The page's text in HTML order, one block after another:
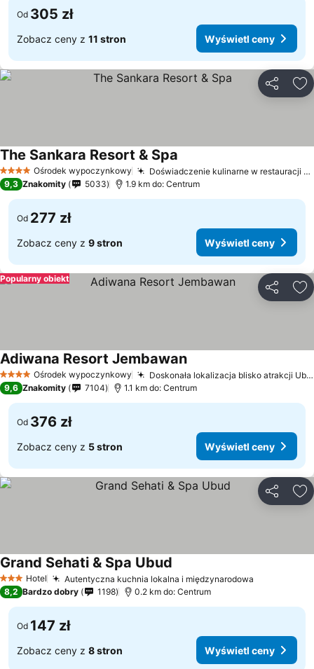
Od 305 zł
Zobacz ceny z 11 stron Wyświetl ceny
4 KategoriaOśrodek wypoczynkowy Doświadczenie kulinarne w restauracji The Kumbuh
The Sankara Resort & Spa
9,3 Znakomity 5033 1.9 km do: Centrum
Od 277 zł
Zobacz ceny z 9 stron Wyświetl ceny
Popularny obiekt
4 KategoriaOśrodek wypoczynkowy Doskonała lokalizacja blisko atrakcji Ubud
Adiwana Resort Jembawan
9,6 Znakomity 7104 1.1 km do: Centrum
Od 376 zł
Zobacz ceny z 5 stron Wyświetl ceny
3 Kategoria
Hotel Autentyczna kuchnia lokalna i międzynarodowa
Grand Sehati & Spa Ubud
8,2 Bardzo dobry 1198 0.2 km do: Centrum
Od 147 zł
Zobacz ceny z 8 stron Wyświetl ceny